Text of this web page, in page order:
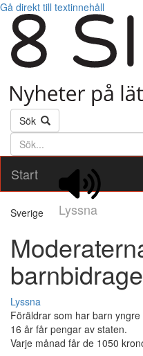
Gå direkt till textinnehåll
Sök
Söktext
Start
Lyssna
Sverige
Lyssna
Föräldrar som har barn yngre
16 år får pengar av staten.
Varje månad får de 1050